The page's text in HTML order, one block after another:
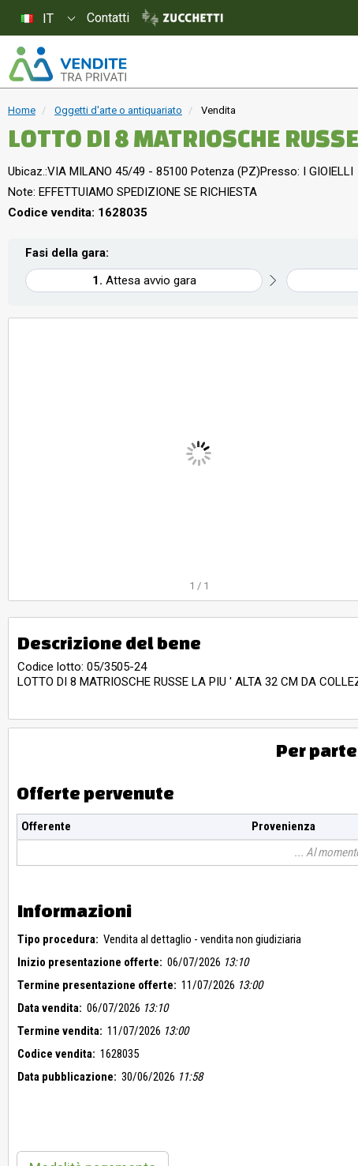
Home Oggetti d'arte o antiquariato Vendita
LOTTO DI 8 MATRIOSCHE RUSSE
Ubicaz.:VIA MILANO 45/49 - 85100 Potenza (PZ)Presso: I GIOIELLI
Note: EFFETTUIAMO SPEDIZIONE SE RICHIESTA
Codice vendita: 1628035
Fasi della gara:
Attesa avvio gara
1 / 1
Descrizione del bene
Codice lotto: 05/3505-24
LOTTO DI 8 MATRIOSCHE RUSSE LA PIU ' ALTA 32 CM DA
Per
Offerte pervenute
Offerente Provenienza
Al
Informazioni
Tipo procedura: Vendita al dettaglio - vendita non giudiziaria
Inizio presentazione offerte: 06/07/2026 13:10
Termine presentazione offerte: 11/07/2026 13:00
Data vendita: 06/07/2026 13:10
Termine vendita: 11/07/2026 13:00
Codice vendita: 1628035
Data pubblicazione: 30/06/2026 11:58
IT Contatti